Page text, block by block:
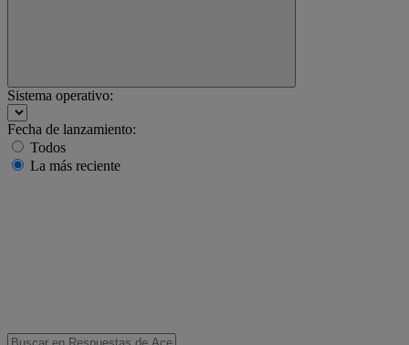
Sistema operativo:
Fecha de lanzamiento:
Todos
La más reciente